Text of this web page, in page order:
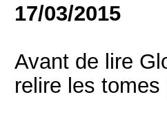
17/03/2015
Avant de lire
relire les tomes